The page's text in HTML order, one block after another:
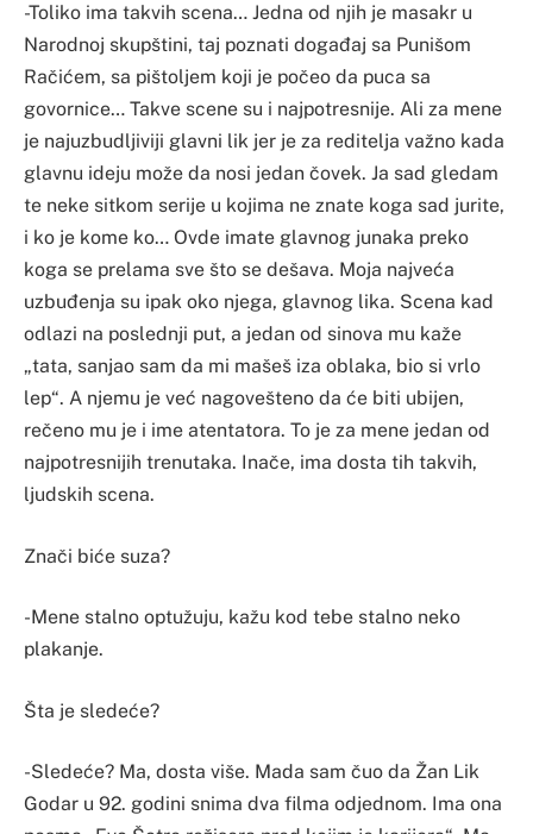
-Toliko ima takvih scena… Jedna od njih je masakr u
Narodnoj skupštini, taj poznati događaj sa Punišom
Račićem, sa pištoljem koji je počeo da puca sa
govornice… Takve scene su i najpotresnije. Ali za mene
je najuzbudljiviji glavni lik jer je za reditelja važno kada
glavnu ideju može da nosi jedan čovek. Ja sad gledam
te neke sitkom serije u kojima ne znate koga sad jurite,
i ko je kome ko… Ovde imate glavnog junaka preko
koga se prelama sve što se dešava. Moja najveća
uzbuđenja su ipak oko njega, glavnog lika. Scena kad
odlazi na poslednji put, a jedan od sinova mu kaže
„tata, sanjao sam da mi mašeš iza oblaka, bio si vrlo
lep“. A njemu je već nagovešteno da će biti ubijen,
rečeno mu je i ime atentatora. To je za mene jedan od
najpotresnijih trenutaka. Inače, ima dosta tih takvih,
ljudskih scena.
Znači biće suza?
-Mene stalno optužuju, kažu kod tebe stalno neko
plakanje.
Šta je sledeće?
-Sledeće? Ma, dosta više. Mada sam čuo da Žan Lik
Godar u 92. godini snima dva filma odjednom. Ima ona